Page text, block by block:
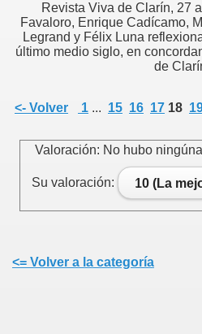
Revista Viva de Clarín, 27
Favaloro, Enrique Cadícamo,
Legrand y Félix Luna
último medio siglo, en
de
<- Volver 1 ... 15 16 17 18
Valoración: No hubo
Su valoración: 10 (La
<= Volver a la categoría